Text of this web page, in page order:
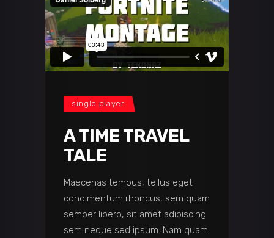
single player
A TIME TRAVEL
TALE
Maecenas tempus, tellus eget
condimentum rhoncus, sem quam
semper libero, sit amet adipiscing
sem neque sed ipsum. Nam quam